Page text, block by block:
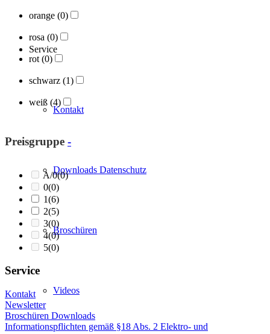
Service
Kontakt
Downloads Datenschutz
Broschüren
Videos
orange (0)
rosa (0)
rot (0)
schwarz (1)
weiß (4)
Preisgruppe -
A/0(0)
0(0)
1(6)
2(5)
3(0)
4(0)
5(0)
Service
Kontakt
Newsletter
Broschüren Downloads
Informationspflichten gemäß §18 Abs. 2 Elektro- und